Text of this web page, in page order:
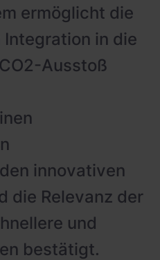
ermöglicht die
in die
Ausstoß
innovativen
die Relevanz der
und
bestätigt.